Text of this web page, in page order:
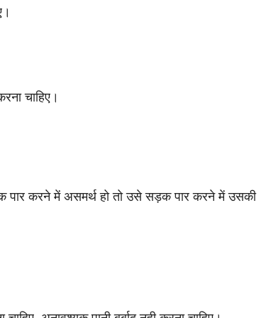
चाहिए।
पार करने में असमर्थ हो तो उसे सड़क पार करने में उसकी